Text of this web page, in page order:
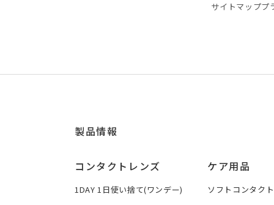
サイトマッププ
製品情報
コンタクトレンズ
1DAY 1日使い捨て(ワンデー)
ケア用品
ソフトコンタク